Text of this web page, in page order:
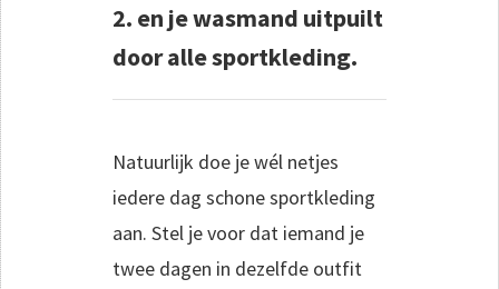
2. en je wasmand uitpuilt
door alle sportkleding.
Natuurlijk doe je wél netjes
iedere dag schone sportkleding
aan. Stel je voor dat iemand je
twee dagen in dezelfde outfit